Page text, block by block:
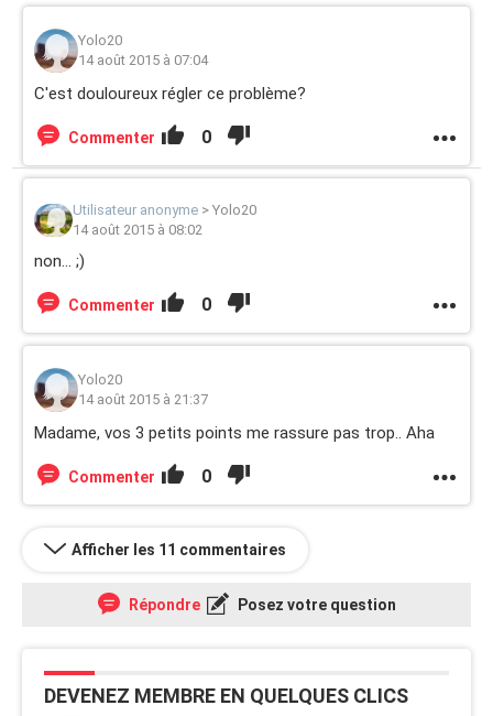
Yolo20
14 août 2015 à 07:04
C'est douloureux régler ce problème?
Commenter 0
Utilisateur anonyme > Yolo20
14 août 2015 à 08:02
non... ;)
Commenter 0
Yolo20
14 août 2015 à 21:37
Madame, vos 3 petits points me rassure pas trop.. Aha
Commenter 0
Afficher les 11 commentaires
Répondre Posez votre question
DEVENEZ MEMBRE EN QUELQUES CLICS